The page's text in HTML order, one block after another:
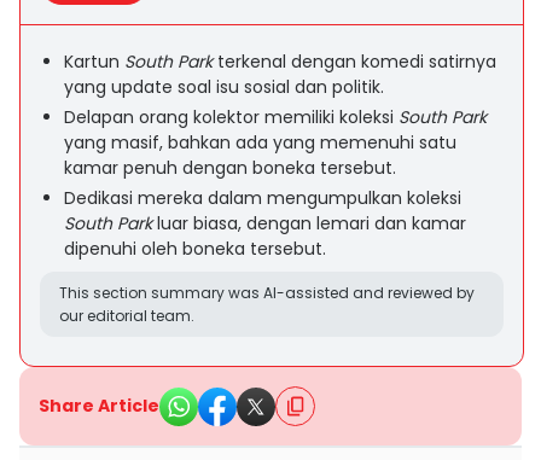
Kartun South Parkterkenal dengan komedi satirnya
yang update soal isu sosial dan politik.
Delapan orang kolektor memiliki koleksi South Park
yang masif, bahkan ada yang memenuhi satu
kamar penuh dengan boneka tersebut.
Dedikasi mereka dalam mengumpulkan koleksi
South Parkluar biasa, dengan lemari dan kamar
dipenuhi oleh boneka tersebut.
This section summary was AI-assisted and reviewed by
our editorial team.
Share Article